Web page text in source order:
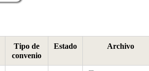
Tipo de
convenio
Estado Archivo